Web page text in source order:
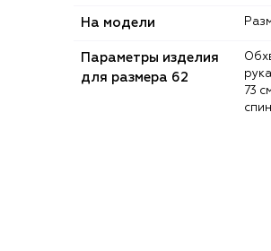
На модели
Параметры изделия
для размера 62
Обхват груди 152 см, длина
73